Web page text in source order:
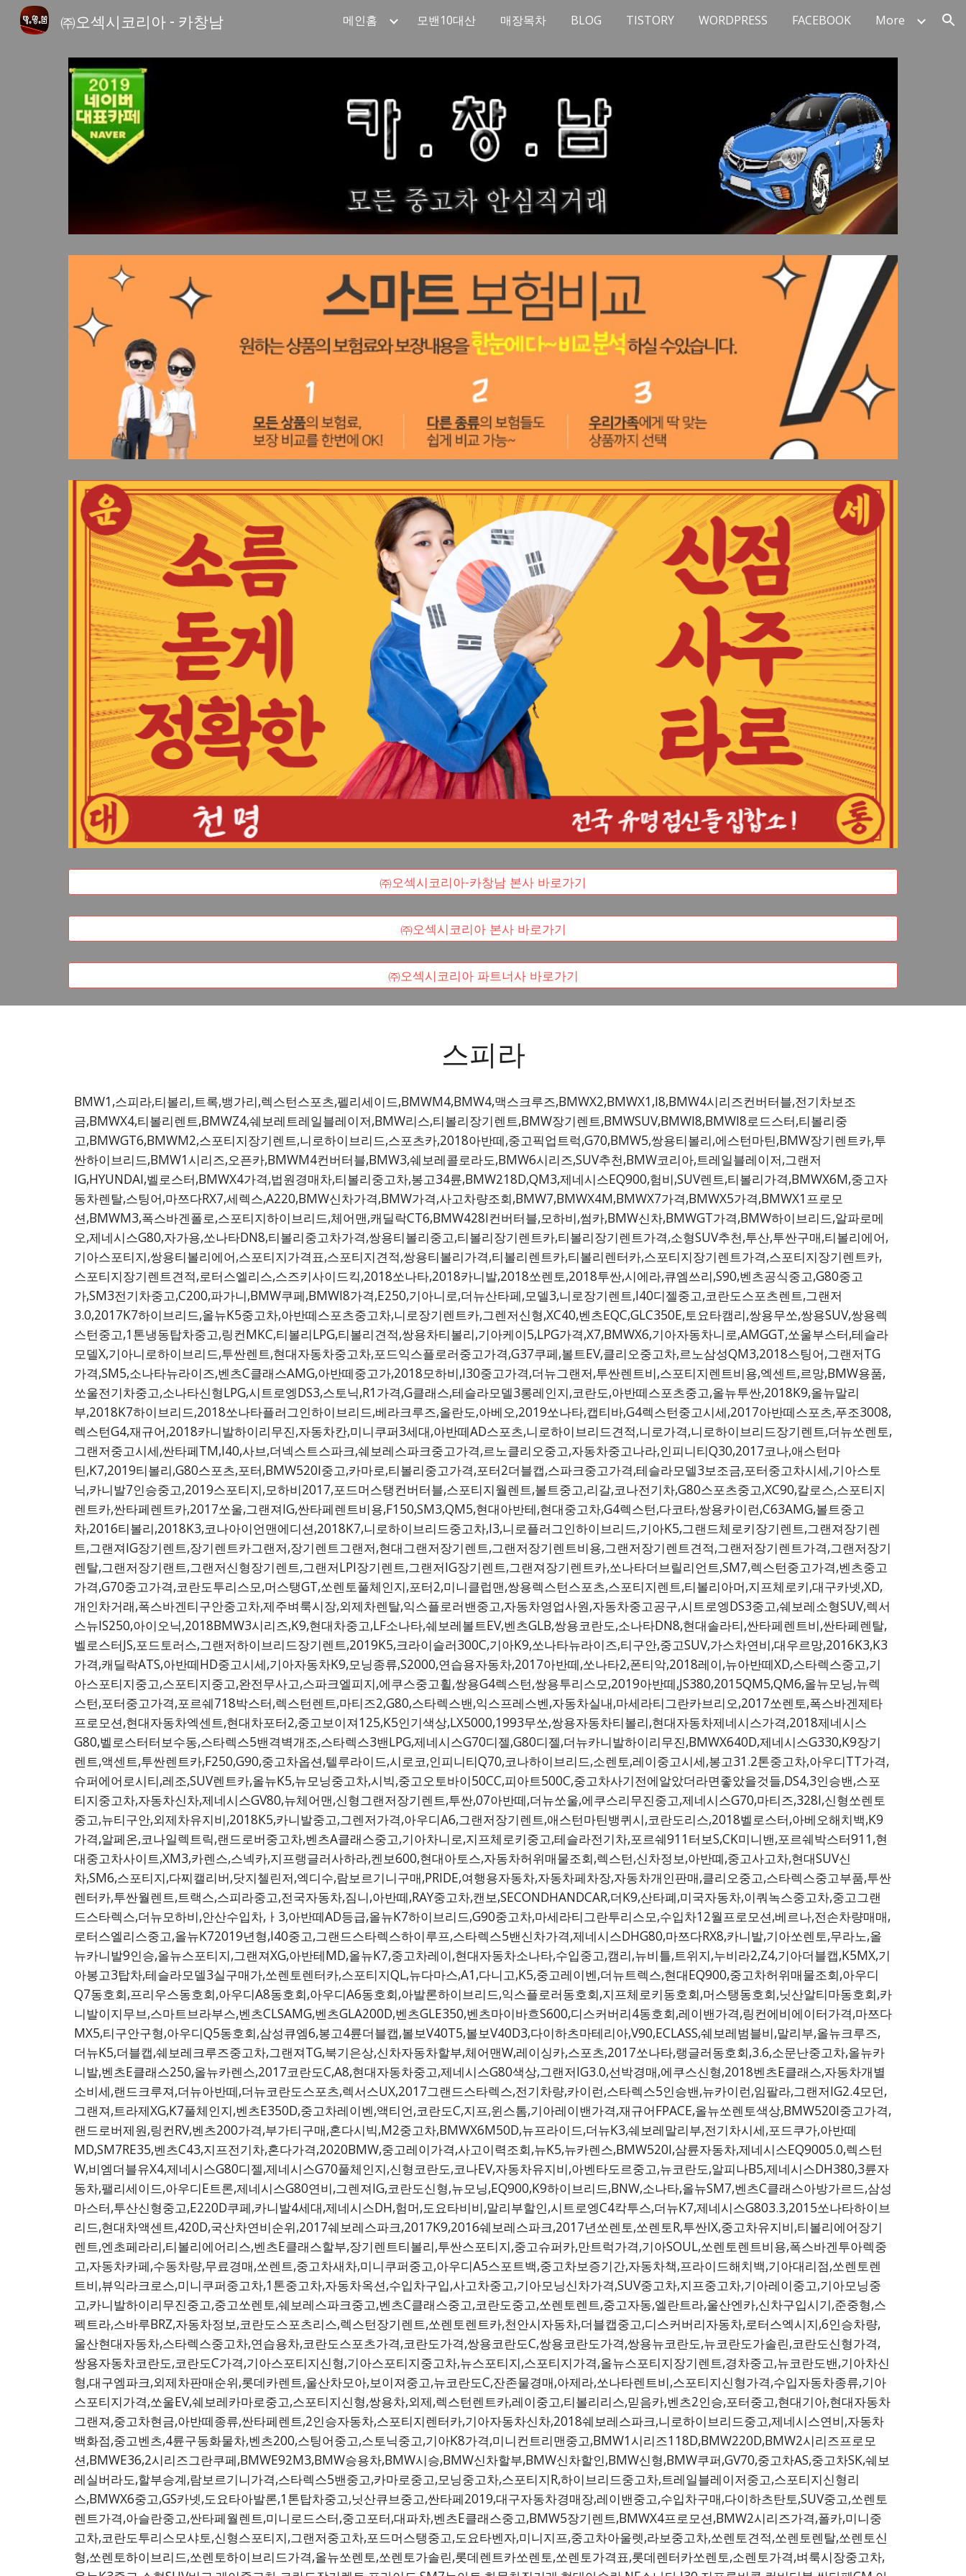
Skip to main content Skip to navigation
㈜오섹시코리아 - 카창남 메인홈 모밴10대산 매장목차 BLOG TISTORY WORDPRESS FACEBOOK More
㈜오섹시코리아-카창남 본사 바로가기
㈜오섹시코리아 본사 바로가기
㈜오섹시코리아 파트너사 바로가기
스피라
BMW1,스피라,티볼리,트록,뱅가리,렉스턴스포츠,펠리세이드,BMWM4,BMW4,맥스크루즈,BMWX2,BMWX1,I8,BMW4시리즈컨버터블,전기차보조
금,BMWX4,티볼리렌트,BMWZ4,쉐보레트레일블레이저,BMW리스,티볼리장기렌트,BMW장기렌트,BMWSUV,BMWI8,BMWI8로드스터,티볼리중
고,BMWGT6,BMWM2,스포티지장기렌트,니로하이브리드,스포츠카,2018아반떼,중고픽업트럭,G70,BMW5,쌍용티볼리,에스턴마틴,BMW장기렌트카,투
싼하이브리드,BMW1시리즈,오픈카,BMWM4컨버터블,BMW3,쉐보레콜로라도,BMW6시리즈,SUV추천,BMW코리아,트레일블레이저,그랜저
IG,HYUNDAI,벨로스터,BMWX4가격,법원경매차,티볼리중고차,봉고34륜,BMW218D,QM3,제네시스EQ900,험비,SUV렌트,티볼리가격,BMWX6M,중고자
동차렌탈,스팅어,마쯔다RX7,세렉스,A220,BMW신차가격,BMW가격,사고차량조회,BMW7,BMWX4M,BMWX7가격,BMWX5가격,BMWX1프로모
션,BMWM3,폭스바겐폴로,스포티지하이브리드,체어맨,캐딜락CT6,BMW428I컨버터블,모하비,썸카,BMW신차,BMWGT가격,BMW하이브리드,알파로메
오,제네시스G80,자가용,쏘나타DN8,티볼리중고차가격,쌍용티볼리중고,티볼리장기렌트카,티볼리장기렌트가격,소형SUV추천,투산,투싼구매,티볼리에어,
기아스포티지,쌍용티볼리에어,스포티지가격표,스포티지견적,쌍용티볼리가격,티볼리렌트카,티볼리렌터카,스포티지장기렌트가격,스포티지장기렌트카,
스포티지장기렌트견적,로터스엘리스,스즈키사이드킥,2018쏘나타,2018카니발,2018쏘렌토,2018투싼,시에라,큐엠쓰리,S90,벤츠공식중고,G80중고
가,SM3전기차중고,C200,파가니,BMW쿠페,BMWI8가격,E250,기아니로,더뉴산타페,모델3,니로장기렌트,I40디젤중고,코란도스포츠렌트,그랜저
3.0,2017K7하이브리드,올뉴K5중고차,아반떼스포츠중고차,니로장기렌트카,그렌저신형,XC40,벤츠EQC,GLC350E,토요타캠리,쌍용무쏘,쌍용SUV,쌍용렉
스턴중고,1톤냉동탑차중고,링컨MKC,티볼리LPG,티볼리견적,쌍용차티볼리,기아케이5,LPG가격,X7,BMWX6,기아자동차니로,AMGGT,쏘울부스터,테슬라
모델X,기아니로하이브리드,투싼렌트,현대자동차중고차,포드익스플로러중고가격,G37쿠페,볼트EV,클리오중고차,르노삼성QM3,2018스팅어,그랜저TG
가격,SM5,소나타뉴라이즈,벤츠C클래스AMG,아반떼중고가,2018모하비,I30중고가격,더뉴그랜저,투싼렌트비,스포티지렌트비용,엑센트,르망,BMW용품,
쏘울전기차중고,소나타신형LPG,시트로엥DS3,스토닉,R1가격,G클래스,테슬라모델3롱레인지,코란도,아반떼스포츠중고,올뉴투싼,2018K9,올뉴말리
부,2018K7하이브리드,2018쏘나타플러그인하이브리드,베라크루즈,올란도,아베오,2019쏘나타,캡티바,G4렉스턴중고시세,2017아반떼스포츠,푸조3008,
렉스턴G4,재규어,2018카니발하이리무진,자동차칸,미니쿠퍼3세대,아반떼AD스포츠,니로하이브리드견적,니로가격,니로하이브리드장기렌트,더뉴쏘렌토,
그랜저중고시세,싼타페TM,I40,사브,더넥스트스파크,쉐보레스파크중고가격,르노클리오중고,자동차중고나라,인피니티Q30,2017코나,애스턴마
틴,K7,2019티볼리,G80스포츠,포터,BMW520I중고,카마로,티볼리중고가격,포터2더블캡,스파크중고가격,테슬라모델3보조금,포터중고차시세,기아스토
닉,카니발7인승중고,2019스포티지,모하비2017,포드머스탱컨버터블,스포티지월렌트,볼트중고,리갈,코나전기차,G80스포츠중고,XC90,칼로스,스포티지
렌트카,싼타페렌트카,2017쏘울,그랜져IG,싼타페렌트비용,F150,SM3,QM5,현대아반테,현대중고차,G4렉스턴,다코타,쌍용카이런,C63AMG,볼트중고
차,2016티볼리,2018K3,코나아이언맨에디션,2018K7,니로하이브리드중고차,I3,니로플러그인하이브리드,기아K5,그랜드체로키장기렌트,그랜져장기렌
트,그랜져IG장기렌트,장기렌트카그랜저,장기렌트그랜저,현대그랜저장기렌트,그랜저장기렌트비용,그랜저장기렌트견적,그랜저장기렌트가격,그랜저장기
렌탈,그랜저장기랜트,그랜저신형장기렌트,그랜저LPI장기렌트,그랜저IG장기렌트,그랜져장기렌트카,쏘나타더브릴리언트,SM7,렉스턴중고가격,벤츠중고
가격,G70중고가격,코란도투리스모,머스탱GT,쏘렌토풀체인지,포터2,미니클럽맨,쌍용렉스턴스포츠,스포티지렌트,티볼리아머,지프체로키,대구카넷,XD,
개인차거래,폭스바겐티구안중고차,제주벼룩시장,외제차렌탈,익스플로러밴중고,자동차영업사원,자동차중고공구,시트로엥DS3중고,쉐보레소형SUV,렉서
스뉴IS250,아이오닉,2018BMW3시리즈,K9,현대차중고,LF소나타,쉐보레볼트EV,벤츠GLB,쌍용코란도,소나타DN8,현대솔라티,싼타페렌트비,싼타페렌탈,
벨로스터JS,포드토러스,그랜저하이브리드장기렌트,2019K5,크라이슬러300C,기아K9,쏘나타뉴라이즈,티구안,중고SUV,가스차연비,대우르망,2016K3,K3
가격,캐딜락ATS,아반떼HD중고시세,기아자동차K9,모닝종류,S2000,연습용자동차,2017아반떼,쏘나타2,폰티악,2018레이,뉴아반떼XD,스타렉스중고,기
아스포티지중고,스포티지중고,완전무사고,스파크엘피지,에쿠스중고휠,쌍용G4렉스턴,쌍용투리스모,2019아반떼,JS380,2015QM5,QM6,올뉴모닝,뉴렉
스턴,포터중고가격,포르쉐718박스터,렉스턴렌트,마티즈2,G80,스타렉스밴,익스프레스벤,자동차실내,마세라티그란카브리오,2017쏘렌토,폭스바겐제타
프로모션,현대자동차엑센트,현대차포터2,중고보이져125,K5인기색상,LX5000,1993무쏘,쌍용자동차티볼리,현대자동차제네시스가격,2018제네시스
G80,벨로스터터보수동,스타렉스5밴격벽개조,스타렉스3밴LPG,제네시스G70디젤,G80디젤,더뉴카니발하이리무진,BMWX640D,제네시스G330,K9장기
렌트,액센트,투싼렌트카,F250,G90,중고차옵션,텔루라이드,시로코,인피니티Q70,코나하이브리드,소렌토,레이중고시세,봉고31.2톤중고차,아우디TT가격,
슈퍼에어로시티,레조,SUV렌트카,올뉴K5,뉴모닝중고차,시빅,중고오토바이50CC,피아트500C,중고차사기전에알았더라면좋았을것들,DS4,3인승밴,스포
티지중고차,자동차신차,제네시스GV80,뉴체어맨,신형그랜저장기렌트,투싼,07아반떼,더뉴쏘울,에쿠스리무진중고,제네시스G70,마티즈,328I,신형쏘렌토
중고,뉴티구안,외제차유지비,2018K5,카니발중고,그렌저가격,아우디A6,그랜저장기렌트,애스턴마틴뱅퀴시,코란도리스,2018벨로스터,아베오해치백,K9
가격,알페온,코나일렉트릭,랜드로버중고차,벤츠A클래스중고,기아차니로,지프체로키중고,테슬라전기차,포르쉐911터보S,CK미니밴,포르쉐박스터911,현
대중고차사이트,XM3,카렌스,스넥카,지프랭글러사하라,켄보600,현대아토스,자동차허위매물조회,렉스턴,신차정보,아반뗴,중고사고차,현대SUV신
차,SM6,스포티지,다찌캘리버,닷지첼린저,엑디수,람보르기니구매,PRIDE,여행용자동차,자동차페차장,자동차개인판매,클리오중고,스타렉스중고부품,투싼
렌터카,투싼월렌트,트랙스,스피라중고,전국자동차,짐니,아반떼,RAY중고차,캔보,SECONDHANDCAR,더K9,산타폐,미국자동차,이쿼녹스중고차,중고그랜
드스타렉스,더뉴모하비,안산수입차,ㅏ3,아반떼AD등급,올뉴K7하이브리드,G90중고차,마세라티그란투리스모,수입차12월프로모션,베르나,전손차량매매,
로터스엘리스중고,올뉴K72019년형,I40중고,그랜드스타렉스하이루프,스타렉스5밴신차가격,제네시스DHG80,마쯔다RX8,카니발,기아쏘렌토,무라노,올
뉴카니발9인승,올뉴스포티지,그랜져XG,아반테MD,올뉴K7,중고차레이,현대자동차소나타,수입중고,캠리,뉴비틀,트위지,누비라2,Z4,기아더블캡,K5MX,기
아봉고3탑차,테슬라모델3실구매가,쏘렌토렌터카,스포티지QL,뉴다마스,A1,다니고,K5,중고레이벤,더뉴트렉스,현대EQ900,중고차허위매물조회,아우디
Q7동호회,프리우스동호회,아우디A8동호회,아우디A6동호회,아발론하이브리드,익스플로러동호회,지프체로키동호회,머스탱동호회,닛산알티마동호회,카
니발이지무브,스마트브라부스,벤츠CLSAMG,벤츠GLA200D,벤츠GLE350,벤츠마이바흐S600,디스커버리4동호회,레이밴가격,링컨에비에이터가격,마쯔다
MX5,티구안구형,아우디Q5동호회,삼성큐엠6,봉고4륜더블캡,볼보V40T5,볼보V40D3,다이하츠마테리아,V90,ECLASS,쉐보레범블비,말리부,올뉴크루즈,
더뉴K5,더블캡,쉐보레크루즈중고차,그랜져TG,북기은상,신차자동차할부,체어맨W,레이싱카,스포츠,2017쏘나타,랭글러동호회,3.6,소문난중고차,올뉴카
니발,벤츠E클래스250,올뉴카렌스,2017코란도C,A8,현대자동차중고,제네시스G80색상,그랜저IG3.0,선박경매,에쿠스신형,2018벤츠E클래스,자동차개별
소비세,랜드크루져,더뉴아반떼,더뉴코란도스포츠,렉서스UX,2017그랜드스타렉스,전기차량,카이런,스타렉스5인승밴,뉴카이런,임팔라,그랜저IG2.4모던,
그랜져,트라제XG,K7풀체인지,벤츠E350D,중고차레이벤,액티언,코란도C,지프,윈스톰,기아레이밴가격,재규어FPACE,올뉴쏘렌토색상,BMW520I중고가격,
랜드로버제원,링컨RV,벤츠200가격,부가티구매,혼다시빅,M2중고차,BMWX6M50D,뉴프라이드,더뉴K3,쉐보레말리부,전기차시세,포드쿠가,아반떼
MD,SM7RE35,벤츠C43,지프전기차,혼다가격,2020BMW,중고레이가격,사고이력조회,뉴K5,뉴카렌스,BMW520I,삼륜자동차,제네시스EQ9005.0,렉스턴
W,비엠더블유X4,제네시스G80디젤,제네시스G70풀체인지,신형코란도,코나EV,자동차유지비,아벤타도르중고,뉴코란도,알피나B5,제네시스DH380,3륜자
동차,팰리세이드,아우디E트론,제네시스G80연비,그렌져IG,코란도신형,뉴모닝,EQ900,K9하이브리드,BNW,소나타,올뉴SM7,벤츠C클래스아방가르드,삼성
마스터,투산신형중고,E220D쿠페,카니발4세대,제네시스DH,험머,도요타비비,말리부할인,시트로엥C4칵투스,더뉴K7,제네시스G803.3,2015쏘나타하이브
리드,현대차액센트,420D,국산차연비순위,2017쉐보레스파크,2017K9,2016쉐보레스파크,2017년쏘렌토,쏘렌토R,투싼IX,중고차유지비,티볼리에어장기
렌트,엔초페라리,티볼리에어리스,벤츠E클래스할부,장기렌트티볼리,투싼스포티지,중고슈퍼카,만트럭가격,기아SOUL,쏘렌토렌트비용,폭스바겐투아렉중
고,자동차카페,수동차량,무료경매,쏘렌트,중고차새차,미니쿠퍼중고,아우디A5스포트백,중고차보증기간,자동차책,프라이드해치백,기아대리점,쏘렌토렌
트비,뷰익라크로스,미니쿠퍼중고차,1톤중고차,자동차옥션,수입차구입,사고차중고,기아모닝신차가격,SUV중고차,지프중고차,기아레이중고,기아모닝중
고,카니발하이리무진중고,중고쏘렌토,쉐보레스파크중고,벤츠C클래스중고,코란도중고,쏘렌토렌트,중고자동,엘란트라,울산엔카,신차구입시기,준중형,스
펙트라,스바루BRZ,자동차정보,코란도스포츠리스,렉스턴장기렌트,쏘렌토렌트카,천안시자동차,더블캡중고,디스커버리자동차,로터스엑시지,6인승차량,
울산현대자동차,스타렉스중고차,연습용차,코란도스포츠가격,코란도가격,쌍용코란도C,쌍용코란도가격,쌍용뉴코란도,뉴코란도가솔린,코란도신형가격,
쌍용자동차코란도,코란도C가격,기아스포티지신형,기아스포티지중고차,뉴스포티지,스포티지가격,올뉴스포티지장기렌트,경차중고,뉴코란도밴,기아차신
형,대구엠파크,외제차판매순위,롯데카렌트,울산차모아,보이져중고,뉴코란도C,잔존물경매,아제라,쏘나타렌트비,스포티지신형가격,수입자동차종류,기아
스포티지가격,쏘울EV,쉐보레카마로중고,스포티지신형,쌍용차,외제,렉스턴렌트카,레이중고,티볼리리스,믿음카,벤츠2인승,포터중고,현대기아,현대자동차
그랜져,중고차현금,아반떼종류,싼타페렌트,2인승자동차,스포티지렌터카,기아자동차신차,2018쉐보레스파크,니로하이브리드중고,제네시스연비,자동차
백화점,중고벤츠,4륜구동화물차,벤츠200,스팅어중고,스토닉중고,기아K8가격,미니컨트리맨중고,BMW1시리즈118D,BMW220D,BMW2시리즈프로모
션,BMWE36,2시리즈그란쿠페,BMWE92M3,BMW승용차,BMW시승,BMW신차할부,BMW신차할인,BMW신형,BMW쿠퍼,GV70,중고차AS,중고차SK,쉐보
레실버라도,할부승계,람보르기니가격,스타렉스5밴중고,카마로중고,모닝중고차,스포티지R,하이브리드중고차,트레일블레이저중고,스포티지신형리
스,BMWX6중고,GS카넷,도요타아발론,1톤탑차중고,닛산큐브중고,싼타페2019,대구자동차경매장,레이밴중고,수입차구매,다이하츠탄토,SUV중고,쏘렌토
렌트가격,아슬란중고,싼타페월렌트,미니로드스터,중고포터,대파차,벤츠E클래스중고,BMW5장기렌트,BMWX4프로모션,BMW2시리즈가격,폴카,미니중
고차,코란도투리스모샤토,신형스포티지,그랜저중고차,포드머스탱중고,도요타벤자,미니지프,중고차아울렛,라보중고차,쏘렌토견적,쏘렌토렌탈,쏘렌토신
형,쏘렌토하이브리드,쏘렌토하이브리드가격,올뉴쏘렌토,쏘렌토가솔린,롯데렌트카쏘렌토,쏘렌토가격표,롯데렌터카쏘렌토,소렌토가격,벼룩시장중고차,